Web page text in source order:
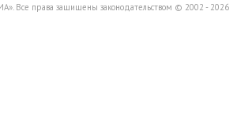
Все права защищены законодательством © 2002 - 2026